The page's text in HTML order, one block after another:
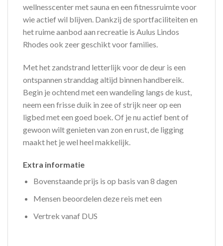
wellnesscenter met sauna en een fitnessruimte voor
wie actief wil blijven. Dankzij de sportfaciliteiten en
het ruime aanbod aan recreatie is Aulus Lindos
Rhodes ook zeer geschikt voor families.
Met het zandstrand letterlijk voor de deur is een
ontspannen stranddag altijd binnen handbereik.
Begin je ochtend met een wandeling langs de kust,
neem een frisse duik in zee of strijk neer op een
ligbed met een goed boek. Of je nu actief bent of
gewoon wilt genieten van zon en rust, de ligging
maakt het je wel heel makkelijk.
Extra informatie
Bovenstaande prijs is op basis van 8 dagen
Mensen beoordelen deze reis met een
Vertrek vanaf DUS